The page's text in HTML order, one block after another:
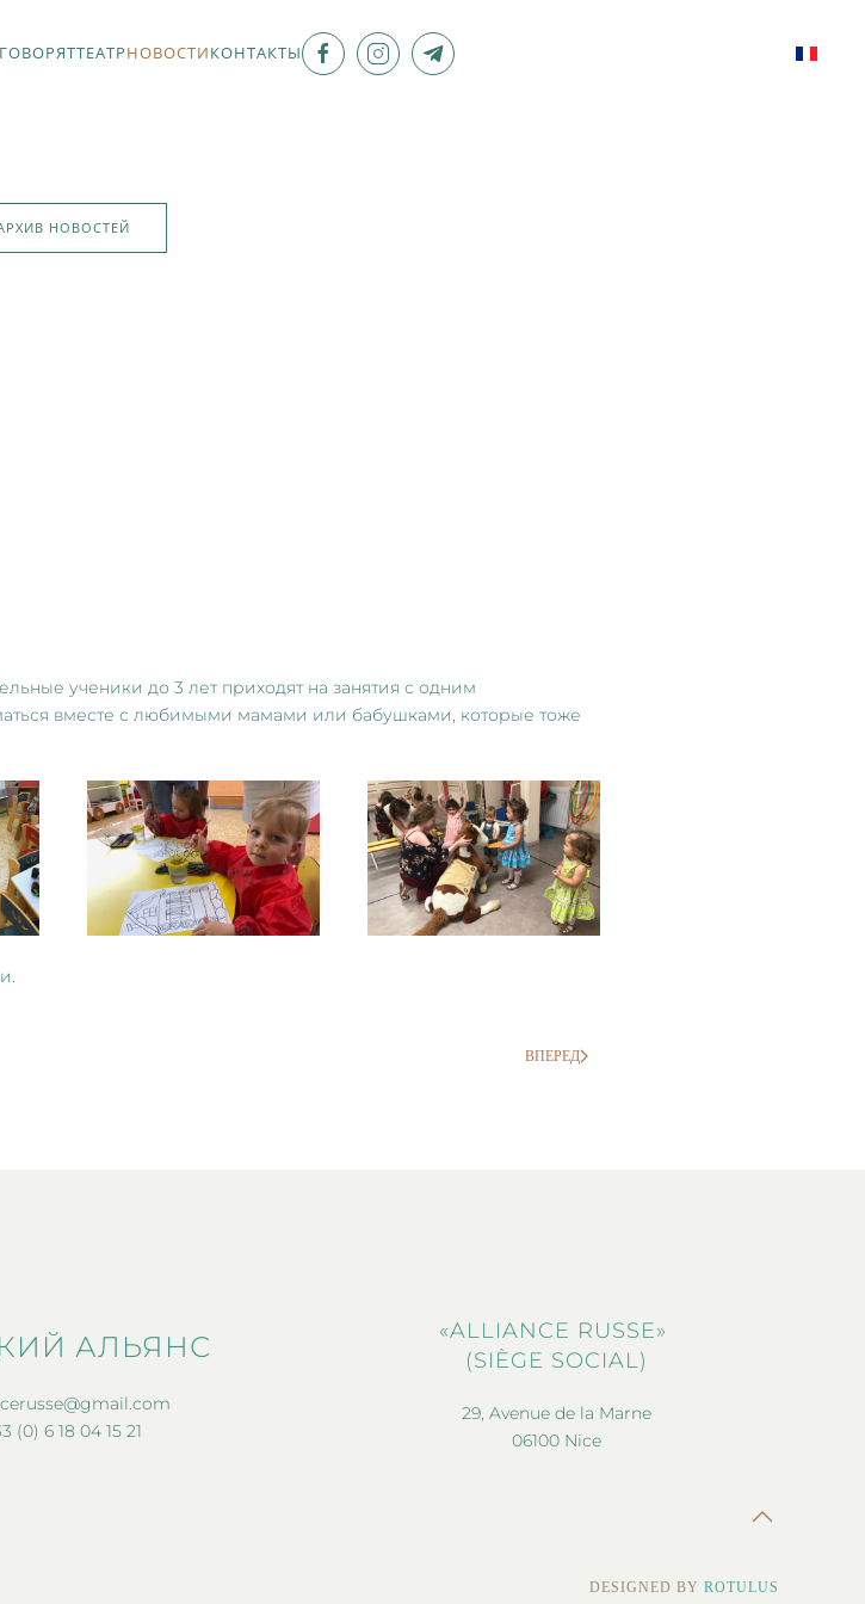
ТЕАТР НОВОСТИ КОНТАКТЫ
НОВОСТЕЙ
ученики до 3 лет приходят на занятия с одним
вместе с любимыми мамами или бабушками, которые тоже
ВПЕРЕД
АЛЬЯНС
(0) 6 18 04 15 21
«ALLIANCE RUSSE»
(SIÈGE SOCIAL)
29, Avenue de la Marne
06100 Nice
DESIGNED BY ROTULUS